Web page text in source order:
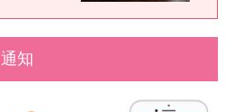
知